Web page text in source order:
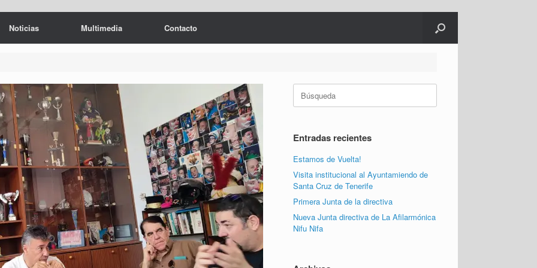
Noticias Multimedia Contacto
Buscar:
Entradas recientes
Estamos de Vuelta!
Visita institucional al Ayuntamiendo de
Santa Cruz de Tenerife
Primera Junta de la directiva
Nueva Junta directiva de La Afilarmónica
Nifu Nifa